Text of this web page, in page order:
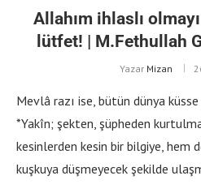
Allahım ihlaslı
lütfet! | M.Fethullah
Yazar Mizan
Mevlâ razı ise, bütün dünya
*Yakîn; şekten, şüpheden
kesinlerden kesin bir bilgiye, hem
kuşkuya düşmeyecek şekilde